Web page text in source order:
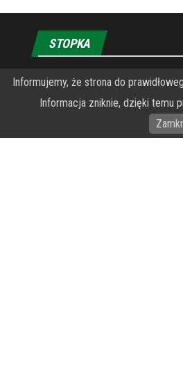
STOPKA
O Fundacji PRZEkarpacie
Wykonanie portalu – specjaliści
Informujemy, że strona do
Informacja zniknie, dzięki temu